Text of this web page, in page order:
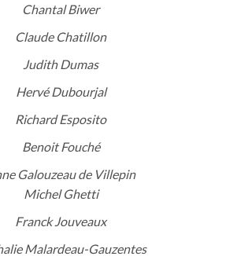
Chantal Biwer
Claude Chatillon
Judith Dumas
Hervé Dubourjal
Richard Esposito
Benoit Fouché
Galouzeau de Villepin
Michel Ghetti
Franck Jouveaux
Malardeau-Gauzentes